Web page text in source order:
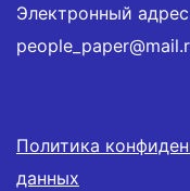
Электронный
Политика
данных